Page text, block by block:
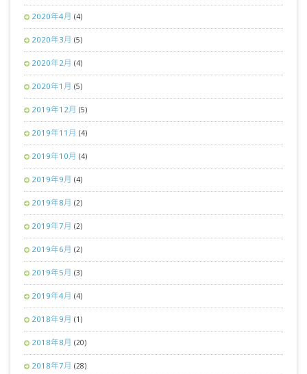
2020年4月 (4)
2020年3月 (5)
2020年2月 (4)
2020年1月 (5)
2019年12月 (5)
2019年11月 (4)
2019年10月 (4)
2019年9月 (4)
2019年8月 (2)
2019年7月 (2)
2019年6月 (2)
2019年5月 (3)
2019年4月 (4)
2018年9月 (1)
2018年8月 (20)
2018年7月 (28)